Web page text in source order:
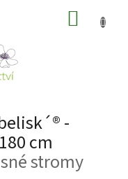
-
cm
stromy